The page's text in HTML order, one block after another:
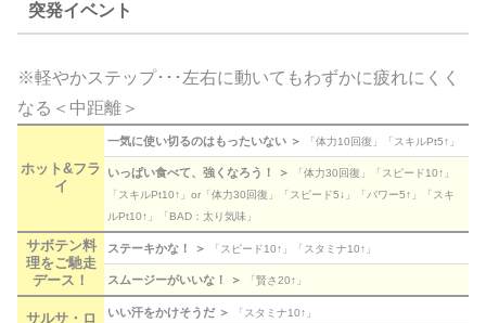
突発イベント
※軽やかステップ･･･左右に動いてもわずかに疲れにくく
なる＜中距離＞
ホット&フラ
イ
一気に使い切るのはもったいない ＞ 「体力10回復」「スキルPt5↑」
いっぱい食べて、強くなろう！ ＞
「体力30回復」「スピード10↑」
「スキルPt10↑」or「体力30回復」「スピード5↓」「パワー5↑」「スキ
ルPt10↑」「BAD：太り気味」
サボテン料
理をご馳走
デース！
ステーキかな！ ＞ 「スピード10↑」「スタミナ10↑」
スムージーがいいな！ ＞ 「賢さ20↑」
サルサ・ロ
いい汗をかけそうだ ＞ 「スタミナ10↑」